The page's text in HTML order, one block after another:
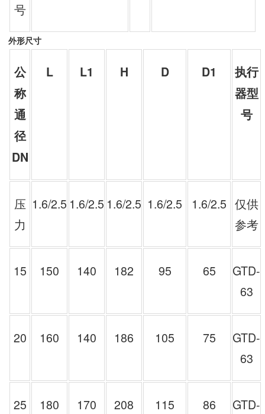
号
外形尺寸
公
称
通
径
DN
L L1 H D D1
执行
器型
号
压
力
1.6/2.5 1.6/2.5 1.6/2.5 1.6/2.5 1.6/2.5 仅供
参考
15 150 140 182 95 65
GTD-
63
20 160 140 186 105 75
GTD-
63
25 180 170 208 115 86
GTD-